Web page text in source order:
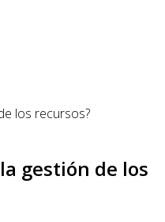
gestión de los